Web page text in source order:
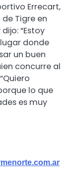
Errecart,
Tigre en
“Estoy
donde
un buen
concurre al
lo que
es muy